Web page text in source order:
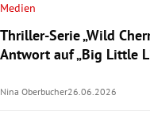
Medien
Thriller-Serie „Wild
Antwort auf „Big Little
Nina Oberbucher26.06.2026